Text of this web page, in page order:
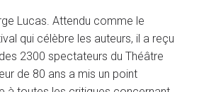
Lucas. Attendu comme le
qui célèbre les auteurs, il a reçu
2300 spectateurs du Théâtre
de 80 ans a mis un point